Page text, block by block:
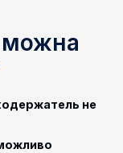
можна
не